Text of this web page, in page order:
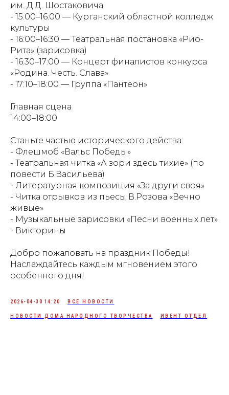
им. Д.Д. Шостаковича
- 15:00–16:00 — Курганский областной колледж
культуры
- 16:00–16:30 — Театральная постановка «Рио-
Рита» (зарисовка)
- 16:30–17:00 — Концерт финалистов конкурса
«Родина. Честь. Слава»
- 17:10–18:00 — Группа «Пантеон»
Главная сцена
14:00–18:00
Станьте частью исторического действа:
- Флешмоб «Вальс Победы»
- Театральная читка «А зори здесь тихие» (по
повести Б.Васильева)
- Литературная композиция «За други своя»
- Читка отрывков из пьесы В.Розова «Вечно
живые»
- Музыкальные зарисовки «Песни военных лет»
- Викторины
Добро пожаловать на праздник Победы!
Наслаждайтесь каждым мгновением этого
особенного дня!
2026-04-30 14:20 ВСЕ НОВОСТИ
НОВОСТИ ДОМА НАРОДНОГО ТВОРЧЕСТВА ИВЕНТ ОТДЕЛ